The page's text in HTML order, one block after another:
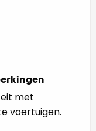
met
voertuigen.